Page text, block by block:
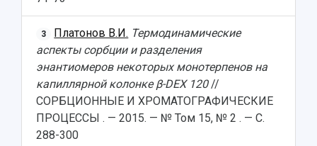
3 Платонов В.И. Термодинамические
аспекты сорбции и разделения
энантиомеров некоторых монотерпенов на
капиллярной колонке β-DEX 120//
СОРБЦИОННЫЕ И ХРОМАТОГРАФИЧЕСКИЕ
ПРОЦЕССЫ . — 2015. — № Том 15, № 2 . — С.
288-300